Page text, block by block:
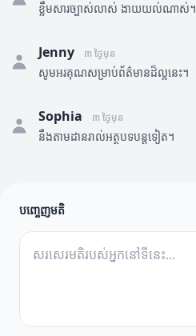
ខ្លឹមសារច្បាស់លាស់ ងាយយល់ណាស់។
Jenny ៣ ថ្ងៃមុន
សូមអរគុណសម្រាប់ព័ត៌មានដ៏ល្អនេះ។
Sophia ៣ ថ្ងៃមុន
នឹងតាមដានរាល់អត្ថបទបន្តទៀត។
បញ្ចេញមតិ